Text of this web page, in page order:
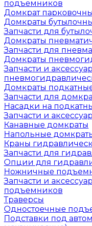
подъемников
Домкрат
Домкраты
Запчасти для
Домкраты
Запчасти для
Домкраты
Запчасти и
Домкраты
Запчасти для
Насадки на
Запчасти и
Канавные домкраты
Напольные
Краны
Запчасти для
Опции для
Ножничные
Запчасти и
подъемников
Траверсы
Одностоечные
Подставки под